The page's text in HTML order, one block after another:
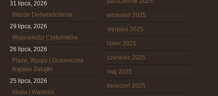
31 lipca, 2026
Wasze Doświadczenia
29 lipca, 2026
Wypowiedzi Czytelników
26 lipca, 2026
Plaże, Wyspy i Oceaniczne
Rajskie Zakątki
25 lipca, 2026
Moda i Wartości
wrzesień 2025
sierpień 2025
lipiec 2025
czerwiec 2025
maj 2025
kwiecień 2025